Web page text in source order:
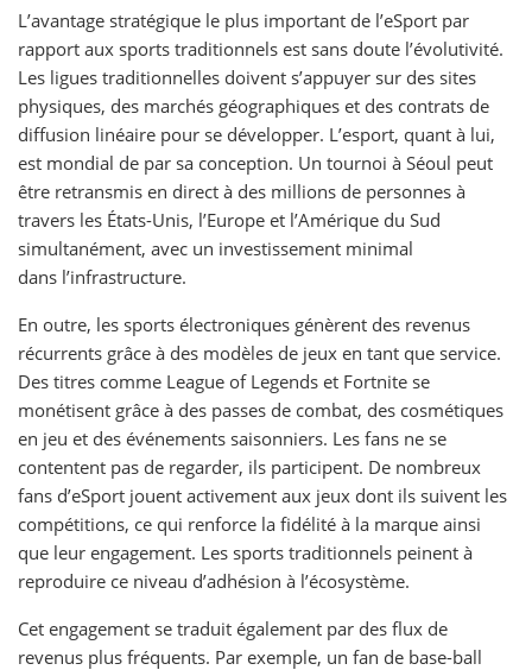
L’avantage stratégique le plus important de l’eSport par
rapport aux sports traditionnels est sans doute l’évolutivité.
Les ligues traditionnelles doivent s’appuyer sur des sites
physiques, des marchés géographiques et des contrats de
diffusion linéaire pour se développer. L’esport, quant à lui,
est mondial de par sa conception. Un tournoi à Séoul peut
être retransmis en direct à des millions de personnes à
travers les États-Unis, l’Europe et l’Amérique du Sud
simultanément, avec un investissement minimal
dans l’infrastructure.
En outre, les sports électroniques génèrent des revenus
récurrents grâce à des modèles de jeux en tant que service.
Des titres comme League of Legends et Fortnite se
monétisent grâce à des passes de combat, des cosmétiques
en jeu et des événements saisonniers. Les fans ne se
contentent pas de regarder, ils participent. De nombreux
fans d’eSport jouent activement aux jeux dont ils suivent les
compétitions, ce qui renforce la fidélité à la marque ainsi
que leur engagement. Les sports traditionnels peinent à
reproduire ce niveau d’adhésion à l’écosystème.
Cet engagement se traduit également par des flux de
revenus plus fréquents. Par exemple, un fan de base-ball